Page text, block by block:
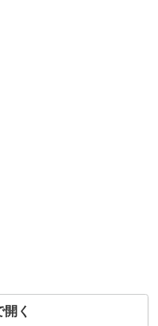
く